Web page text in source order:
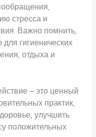
стресса и
Важно помнить,
для гигиенических
отдыха и
– это ценный
практик,
улучшить
положительных